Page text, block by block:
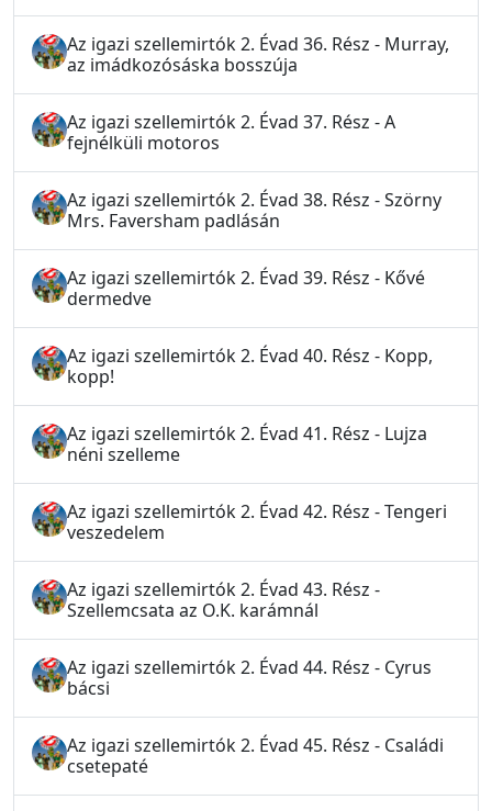
Az igazi szellemirtók 2. Évad 36. Rész - Murray,
az imádkozósáska bosszúja
Az igazi szellemirtók 2. Évad 37. Rész - A
fejnélküli motoros
Az igazi szellemirtók 2. Évad 38. Rész - Szörny
Mrs. Faversham padlásán
Az igazi szellemirtók 2. Évad 39. Rész - Kővé
dermedve
Az igazi szellemirtók 2. Évad 40. Rész - Kopp,
kopp!
Az igazi szellemirtók 2. Évad 41. Rész - Lujza
néni szelleme
Az igazi szellemirtók 2. Évad 42. Rész - Tengeri
veszedelem
Az igazi szellemirtók 2. Évad 43. Rész -
Szellemcsata az O.K. karámnál
Az igazi szellemirtók 2. Évad 44. Rész - Cyrus
bácsi
Az igazi szellemirtók 2. Évad 45. Rész - Családi
csetepaté